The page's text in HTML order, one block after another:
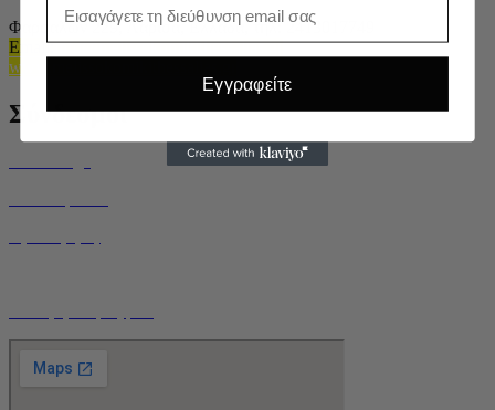
Φαρσαλων 229, Λαρισα, Ελλάδα,τηλ: 2413017749
Email:info@melissokomikithessalias.gr
www.melissokomikithessalias.gr
Σύνδεσμοι
Εγγραφείτε